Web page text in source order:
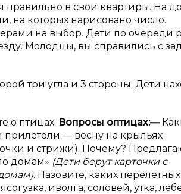
в свои квартиры. На
на которых нарисовано число.
на выбор. Дети по очереди
Молодцы, вы справились с
три угла и 3 стороны. Дети
о птицах. Вопросы оптицах:—
прилетели — весну на крыльях
и стрижи). Почему?
домам» (Дети берут карточки с
Назовите, каких
иволга, соловей, утка,